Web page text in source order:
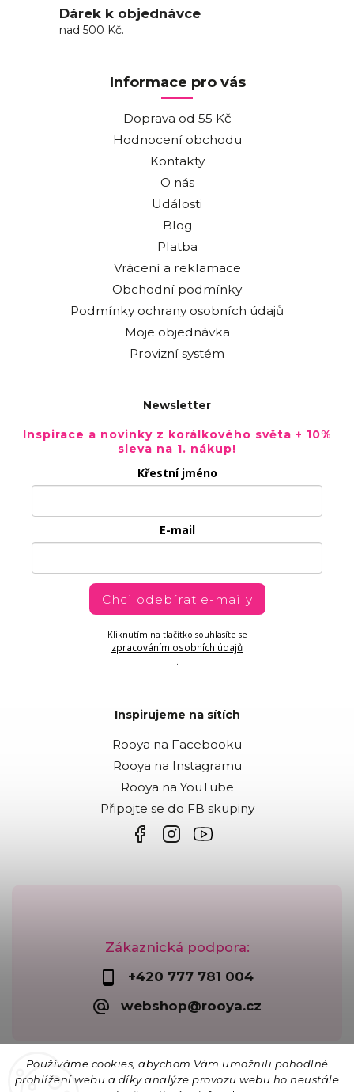
Používáme cookies, abychom Vám umožnili pohodlné
prohlížení webu a díky analýze provozu webu ho neustále
Dárek k objednávce
nad 500 Kč.
Zákaznická podpora:
+420 777 781 004
webshop@rooya.cz
Informace pro vás
Doprava od 55 Kč
Hodnocení obchodu
Kontakty
O nás
Události
Blog
Platba
Vrácení a reklamace
Obchodní podmínky
Podmínky ochrany osobních údajů
Moje objednávka
Provizní systém
Newsletter
Inspirace a novinky z korálkového světa + 10%
sleva na 1. nákup!
Křestní jméno
E-mail
Chci odebírat e-maily
Kliknutím na tlačítko souhlasíte se
zpracováním osobních údajů
.
Inspirujeme na sítích
Rooya na Facebooku
Rooya na Instagramu
Rooya na YouTube
Připojte se do FB skupiny